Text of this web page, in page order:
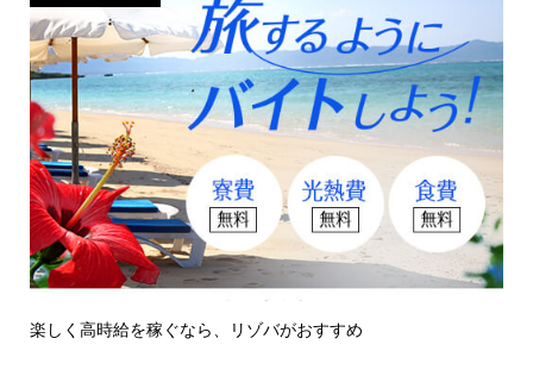
楽しく高時給を稼ぐなら、リゾバがおすすめ